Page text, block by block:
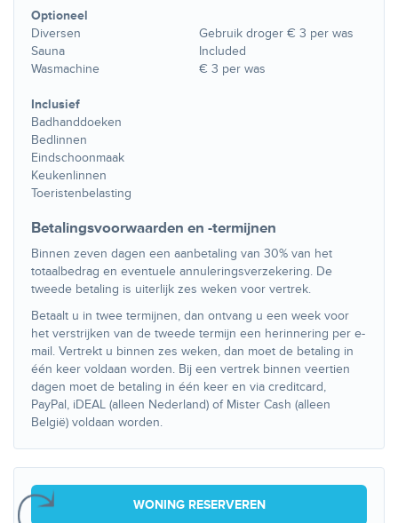
Optioneel
Diversen
Gebruik droger € 3 per was
Sauna
Included
Wasmachine
€ 3 per was
Inclusief
Badhanddoeken
Bedlinnen
Eindschoonmaak
Keukenlinnen
Toeristenbelasting
Betalingsvoorwaarden en -termijnen
Binnen zeven dagen een aanbetaling van 30% van het
totaalbedrag en eventuele annuleringsverzekering. De
tweede betaling is uiterlijk zes weken voor vertrek.
Betaalt u in twee termijnen, dan ontvang u een week voor
het verstrijken van de tweede termijn een herinnering per e-
mail. Vertrekt u binnen zes weken, dan moet de betaling in
één keer voldaan worden. Bij een vertrek binnen veertien
dagen moet de betaling in één keer en via creditcard,
PayPal, iDEAL (alleen Nederland) of Mister Cash (alleen
België) voldaan worden.
WONING RESERVEREN